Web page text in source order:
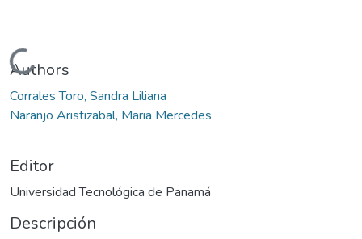
Cargando...
Authors
Corrales Toro, Sandra Liliana
Naranjo Aristizabal, Maria Mercedes
Editor
Universidad Tecnológica de Panamá
Descripción